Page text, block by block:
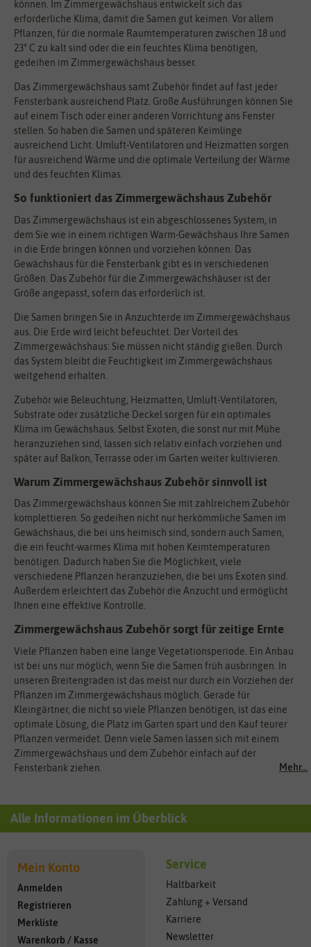
Mehr...
können. Im Zimmergewächshaus entwickelt sich das
erforderliche Klima, damit die Samen gut keimen. Vor allem
Pflanzen, für die normale Raumtemperaturen zwischen 18 und
23° C zu kalt sind oder die ein feuchtes Klima benötigen,
gedeihen im Zimmergewächshaus besser.
Das Zimmergewächshaus samt Zubehör findet auf fast jeder
Fensterbank ausreichend Platz. Große Ausführungen können Sie
auf einem Tisch oder einer anderen Vorrichtung ans Fenster
stellen. So haben die Samen und späteren Keimlinge
ausreichend Licht. Umluft-Ventilatoren und Heizmatten sorgen
für ausreichend Wärme und die optimale Verteilung der Wärme
und des feuchten Klimas.
So funktioniert das Zimmergewächshaus Zubehör
Das Zimmergewächshaus ist ein abgeschlossenes System, in
dem Sie wie in einem richtigen Warm-Gewächshaus Ihre Samen
in die Erde bringen können und vorziehen können. Das
Gewächshaus für die Fensterbank gibt es in verschiedenen
Größen. Das Zubehör für die Zimmergewächshäuser ist der
Größe angepasst, sofern das erforderlich ist.
Die Samen bringen Sie in Anzuchterde im Zimmergewächshaus
aus. Die Erde wird leicht befeuchtet. Der Vorteil des
Zimmergewächshaus: Sie müssen nicht ständig gießen. Durch
das System bleibt die Feuchtigkeit im Zimmergewächshaus
weitgehend erhalten.
Zubehör wie Beleuchtung, Heizmatten, Umluft-Ventilatoren,
Substrate oder zusätzliche Deckel sorgen für ein optimales
Klima im Gewächshaus. Selbst Exoten, die sonst nur mit Mühe
heranzuziehen sind, lassen sich relativ einfach vorziehen und
später auf Balkon, Terrasse oder im Garten weiter kultivieren.
Warum Zimmergewächshaus Zubehör sinnvoll ist
Das Zimmergewächshaus können Sie mit zahlreichem Zubehör
komplettieren. So gedeihen nicht nur herkömmliche Samen im
Gewächshaus, die bei uns heimisch sind, sondern auch Samen,
die ein feucht-warmes Klima mit hohen Keimtemperaturen
benötigen. Dadurch haben Sie die Möglichkeit, viele
verschiedene Pflanzen heranzuziehen, die bei uns Exoten sind.
Außerdem erleichtert das Zubehör die Anzucht und ermöglicht
Ihnen eine effektive Kontrolle.
Zimmergewächshaus Zubehör sorgt für zeitige Ernte
Viele Pflanzen haben eine lange Vegetationsperiode. Ein Anbau
ist bei uns nur möglich, wenn Sie die Samen früh ausbringen. In
unseren Breitengraden ist das meist nur durch ein Vorziehen der
Pflanzen im Zimmergewächshaus möglich. Gerade für
Kleingärtner, die nicht so viele Pflanzen benötigen, ist das eine
optimale Lösung, die Platz im Garten spart und den Kauf teurer
Pflanzen vermeidet. Denn viele Samen lassen sich mit einem
Zimmergewächshaus und dem Zubehör einfach auf der
Fensterbank ziehen.
Alle Informationen im Überblick
Mein Konto
Anmelden
Registrieren
Merkliste
Warenkorb / Kasse
Service
Haltbarkeit
Zahlung + Versand
Karriere
Newsletter